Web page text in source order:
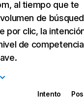
al tiempo que te
de
por clic, la
de
Intento